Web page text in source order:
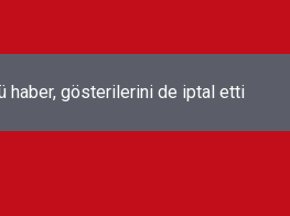
yıldız Mohamed Salah